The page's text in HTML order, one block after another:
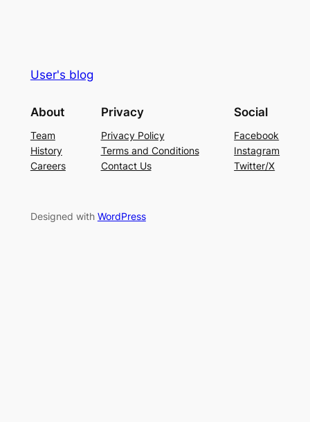
User's blog
About
Team
History
Careers
Privacy
Privacy Policy
Terms and Conditions
Contact Us
Social
Facebook
Instagram
Twitter/X
Designed with WordPress